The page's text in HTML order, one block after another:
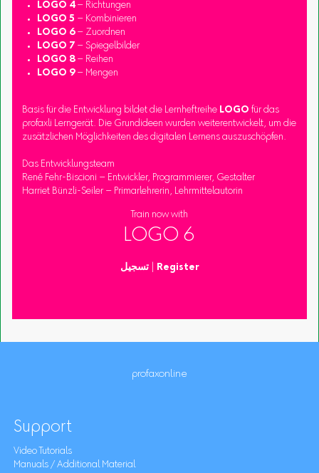
LOGO 4– Richtungen
LOGO 5 – Kombinieren
LOGO 6– Zuordnen
LOGO 7 – Spiegelbilder
LOGO 8– Reihen
LOGO 9– Mengen
Basis für die Entwicklung bildet die Lernheftreihe LOGO für das
profaxli Lerngerät. Die Grundideen wurden weiterentwickelt, um die
zusätzlichen Möglichkeiten des digitalen Lernens auszuschöpfen.
Das Entwicklungsteam
René Fehr-Biscioni – Entwickler, Programmierer, Gestalter
Harriet Bünzli-Seiler – Primarlehrerin, Lehrmittelautorin
Train now with
LOGO 6
تسجيل| Register
profaxonline
Support
Video Tutorials
Manuals / Additional Material